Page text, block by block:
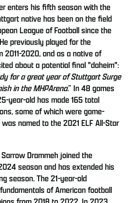
enters his fifth season with the
native has been on the field
League of Football since the
previously played for the
2020, and as a native of
about a potential final "daheim":
for a great year of Stuttgart Surge
in the MHPArena.” In 48 games
year-old has made 165 total
some of which were game-
named to the 2021 ELF All-Star
Drammeh joined the
season and has extended his
season. The 21-year-old
of American football